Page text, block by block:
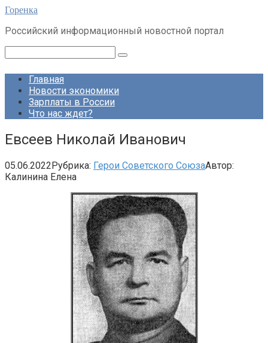
Перейти
контенту
Горенка
Российский информационный новостной портал
Главная
Новости экономики
Зарплаты в России
Что нас ждет?
Евсеев Николай Иванович
05.06.2022Рубрика: Герои Советского СоюзаАвтор:
Калинина Елена